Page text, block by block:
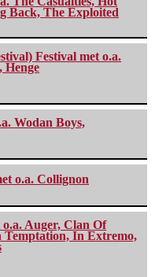
Back, The Exploited
Festival met o.a.
Henge
Wodan Boys,
o.a. Collignon
Auger, Clan Of
In Extremo,